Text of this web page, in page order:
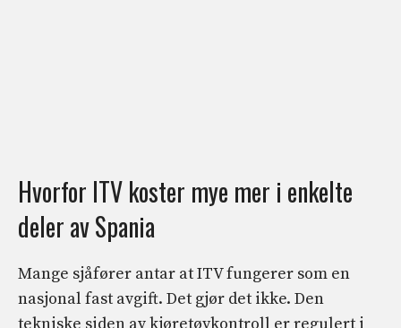
Hvorfor ITV koster mye mer i enkelte
deler av Spania
Mange sjåfører antar at ITV fungerer som en
nasjonal fast avgift. Det gjør det ikke. Den
tekniske siden av kjøretøykontroll er regulert i